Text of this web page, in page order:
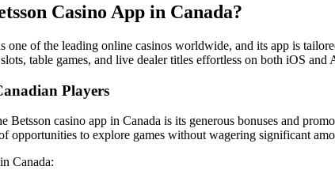
Casino App in Canada?
one of the leading online casinos worldwide, and its app is
table games, and live dealer titles effortless on both iOS and
Players
Betsson casino app in Canada is its generous bonuses and
opportunities to explore games without wagering significant
Canada: